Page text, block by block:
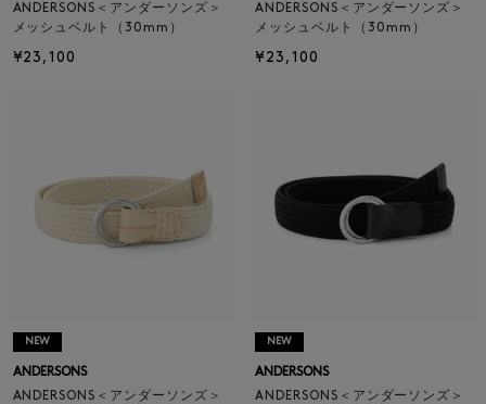
ANDERSONS＜アンダーソンズ＞
メッシュベルト（30mm）
¥23,100
ANDERSONS＜アンダーソンズ＞
メッシュベルト（30mm）
¥23,100
NEW
ANDERSONS
ANDERSONS＜アンダーソンズ＞
NEW
ANDERSONS
ANDERSONS＜アンダーソンズ＞